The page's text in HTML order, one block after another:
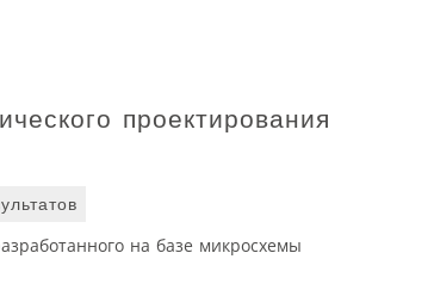
проектирования
на базе микросхемы